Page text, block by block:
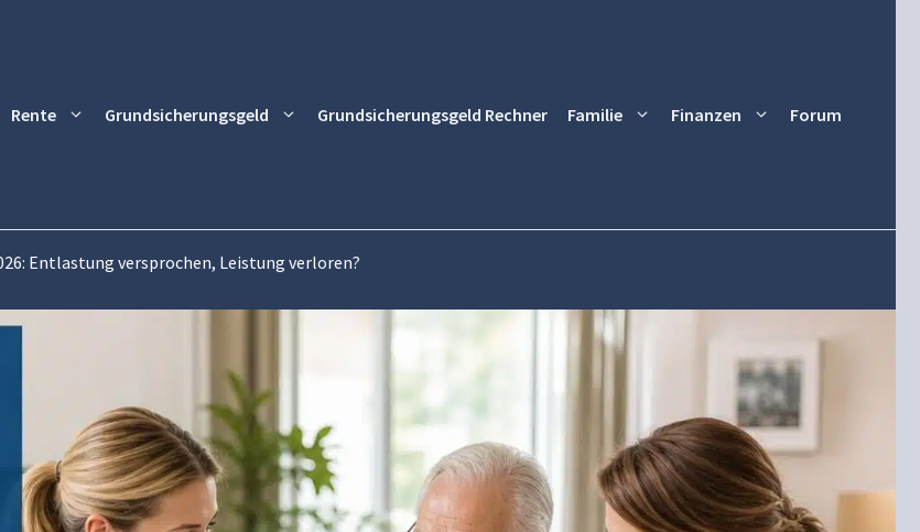
Rente Grundsicherungsgeld Grundsicherungsgeld Rechner Familie Finanzen Forum
Entlastung versprochen, Leistung verloren?